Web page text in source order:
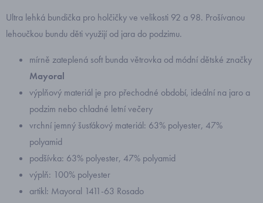
Ultra lehká bundička pro holčičky ve velikosti 92 a 98. Prošívanou
lehoučkou bundu děti využijí od jara do podzimu.
mírně zateplená soft bunda větrovka od módní dětské značky
Mayoral
výplňový materiál je pro přechodné období, ideální na jaro a
podzim nebo chladné letní večery
vrchní jemný šusťákový materiál: 63% polyester, 47%
polyamid
podšívka: 63% polyester, 47% polyamid
výplň: 100% polyester
artikl: Mayoral 1411-63 Rosado